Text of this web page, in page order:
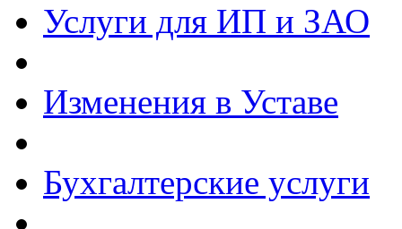
Услуги для ИП и ЗАО
Изменения в Уставе
Бухгалтерские услуги